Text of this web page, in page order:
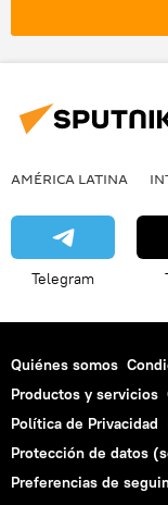
AMÉRICA LATINA
Telegram
Quiénes somos
Productos y servicios
Política de Privacidad
Protección de datos
Preferencias de